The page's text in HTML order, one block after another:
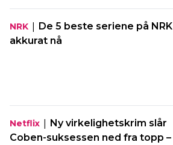
NRK | De 5 beste seriene på NRK
akkurat nå
Netflix | Ny virkelighetskrim slår
Coben-suksessen ned fra topp –